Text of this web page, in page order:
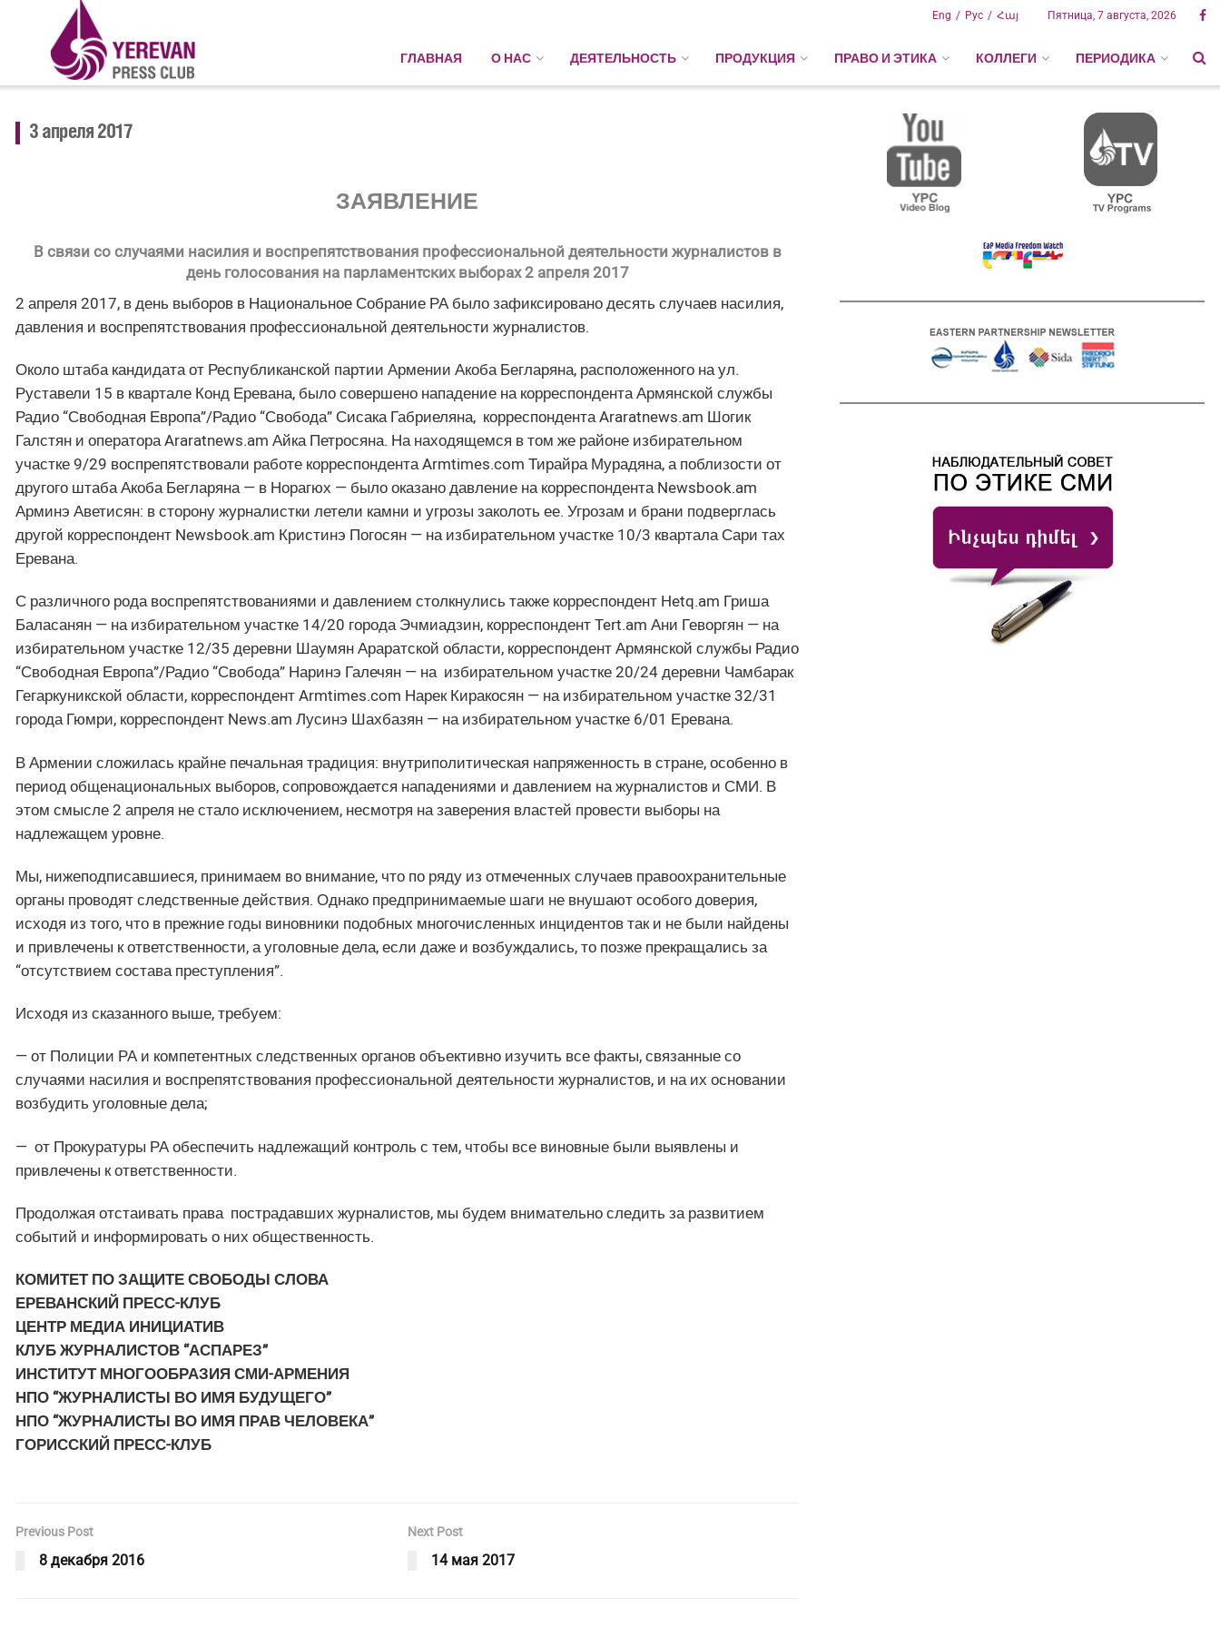
Рус Հայ
Eng Пятница, 7 августа, 2026
ГЛАВНАЯ О НАС ДЕЯТЕЛЬНОСТЬ ПРОДУКЦИЯ ПРАВО И ЭТИКА КОЛЛЕГИ ПЕРИОДИКА
3 апреля 2017
ЗАЯВЛЕНИЕ
В связи со случаями насилия и воспрепятствования профессиональной деятельности журналистов в
день голосования на парламентских выборах 2 апреля 2017
2 апреля 2017, в день выборов в Национальное Собрание РА было зафиксировано десять случаев насилия,
давления и воспрепятствования профессиональной деятельности журналистов.
Около штаба кандидата от Республиканской партии Армении Акоба Бегларяна, расположенного на ул.
Руставели 15 в квартале Конд Еревана, было совершено нападение на корреспондента Армянской службы
Радио “Свободная Европа”/Радио “Свобода” Сисака Габриеляна, корреспондента Araratnews.am Шогик
Галстян и оператора Araratnews.am Айка Петросяна. На находящемся в том же районе избирательном
участке 9/29 воспрепятствовали работе корреспондента Armtimes.com Тирайра Мурадяна, а поблизости от
другого штаба Акоба Бегларяна — в Норагюх — было оказано давление на корреспондента Newsbook.am
Арминэ Аветисян: в сторону журналистки летели камни и угрозы заколоть ее. Угрозам и брани подверглась
другой корреспондент Newsbook.am Кристинэ Погосян — на избирательном участке 10/3 квартала Сари тах
Еревана.
С различного рода воспрепятствованиями и давлением столкнулись также корреспондент Hetq.am Гриша
Баласанян — на избирательном участке 14/20 города Эчмиадзин, корреспондент Tert.am Ани Геворгян — на
избирательном участке 12/35 деревни Шаумян Араратской области, корреспондент Армянской службы Радио
“Свободная Европа”/Радио “Свобода” Наринэ Галечян — на избирательном участке 20/24 деревни Чамбарак
Гегаркуникской области, корреспондент Armtimes.com Нарек Киракосян — на избирательном участке 32/31
города Гюмри, корреспондент News.am Лусинэ Шахбазян — на избирательном участке 6/01 Еревана.
В Армении сложилась крайне печальная традиция: внутриполитическая напряженность в стране, особенно в
период общенациональных выборов, сопровождается нападениями и давлением на журналистов и СМИ. В
этом смысле 2 апреля не стало исключением, несмотря на заверения властей провести выборы на
надлежащем уровне.
Мы, нижеподписавшиеся, принимаем во внимание, что по ряду из отмеченных случаев правоохранительные
органы проводят следственные действия. Однако предпринимаемые шаги не внушают особого доверия,
исходя из того, что в прежние годы виновники подобных многочисленных инцидентов так и не были найдены
и привлечены к ответственности, а уголовные дела, если даже и возбуждались, то позже прекращались за
“отсутствием состава преступления”.
Исходя из сказанного выше, требуем:
— от Полиции РА и компетентных следственных органов объективно изучить все факты, связанные со
случаями насилия и воспрепятствования профессиональной деятельности журналистов, и на их основании
возбудить уголовные дела;
— от Прокуратуры РА обеспечить надлежащий контроль с тем, чтобы все виновные были выявлены и
привлечены к ответственности.
Продолжая отстаивать права пострадавших журналистов, мы будем внимательно следить за развитием
событий и информировать о них общественность.
КОМИТЕТ ПО ЗАЩИТЕ СВОБОДЫ СЛОВА
ЕРЕВАНСКИЙ ПРЕСС-КЛУБ
ЦЕНТР МЕДИА ИНИЦИАТИВ
КЛУБ ЖУРНАЛИСТОВ “АСПАРЕЗ”
ИНСТИТУТ МНОГООБРАЗИЯ СМИ-АРМЕНИЯ
НПО “ЖУРНАЛИСТЫ ВО ИМЯ БУДУЩЕГО”
НПО “ЖУРНАЛИСТЫ ВО ИМЯ ПРАВ ЧЕЛОВЕКА”
ГОРИССКИЙ ПРЕСС-КЛУБ
Previous Post
8 декабря 2016
Next Post
14 мая 2017